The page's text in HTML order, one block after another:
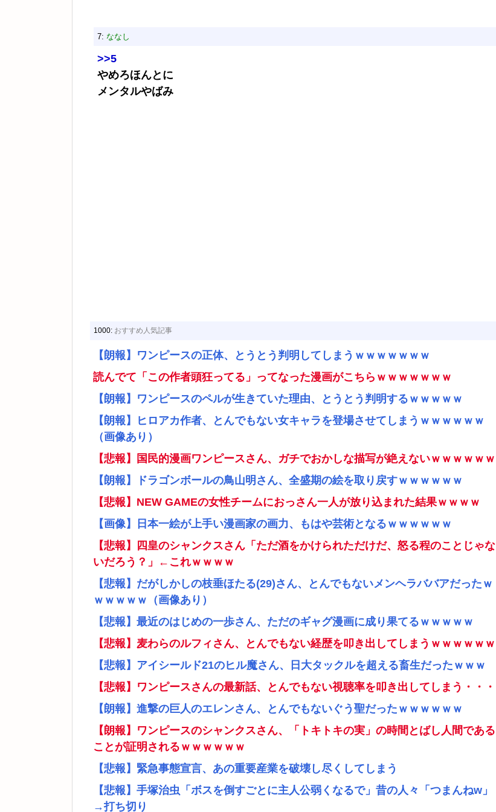
7: ななし
>>5
やめろほんとに
メンタルやばみ
1000: おすすめ人気記事
【朗報】ワンピースの正体、とうとう判明してしまうｗｗｗｗｗｗｗ
読んでて「この作者頭狂ってる」ってなった漫画がこちらｗｗｗｗｗｗｗ
【朗報】ワンピースのペルが生きていた理由、とうとう判明するｗｗｗｗｗ
【朗報】ヒロアカ作者、とんでもない女キャラを登場させてしまうｗｗｗｗｗｗ
（画像あり）
【悲報】国民的漫画ワンピースさん、ガチでおかしな描写が絶えないｗｗｗｗｗｗ
【朗報】ドラゴンボールの鳥山明さん、全盛期の絵を取り戻すｗｗｗｗｗｗ
【悲報】NEW GAMEの女性チームにおっさん一人が放り込まれた結果ｗｗｗｗ
【画像】日本一絵が上手い漫画家の画力、もはや芸術となるｗｗｗｗｗｗ
【悲報】四皇のシャンクスさん「ただ酒をかけられただけだ、怒る程のことじゃな
いだろう？」←これｗｗｗｗ
【悲報】だがしかしの枝垂ほたる(29)さん、とんでもないメンヘラババアだったｗ
ｗｗｗｗｗ（画像あり）
【悲報】最近のはじめの一歩さん、ただのギャグ漫画に成り果てるｗｗｗｗｗ
【悲報】麦わらのルフィさん、とんでもない経歴を叩き出してしまうｗｗｗｗｗｗ
【悲報】アイシールド21のヒル魔さん、日大タックルを超える畜生だったｗｗｗ
【悲報】ワンピースさんの最新話、とんでもない視聴率を叩き出してしまう・・・
【朗報】進撃の巨人のエレンさん、とんでもないぐう聖だったｗｗｗｗｗｗ
【朗報】ワンピースのシャンクスさん、「トキトキの実」の時間とばし人間である
ことが証明されるｗｗｗｗｗｗ
【悲報】緊急事態宣言、あの重要産業を破壊し尽くしてしまう
【悲報】手塚治虫「ボスを倒すごとに主人公弱くなるで」昔の人々「つまんねw」
→打ち切り